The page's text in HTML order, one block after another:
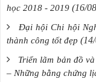
học 2018 - 2019 (16/
Đại hội Chi hội
thành công tốt đẹp
Triển lãm bản đồ
– Những bằng chứng